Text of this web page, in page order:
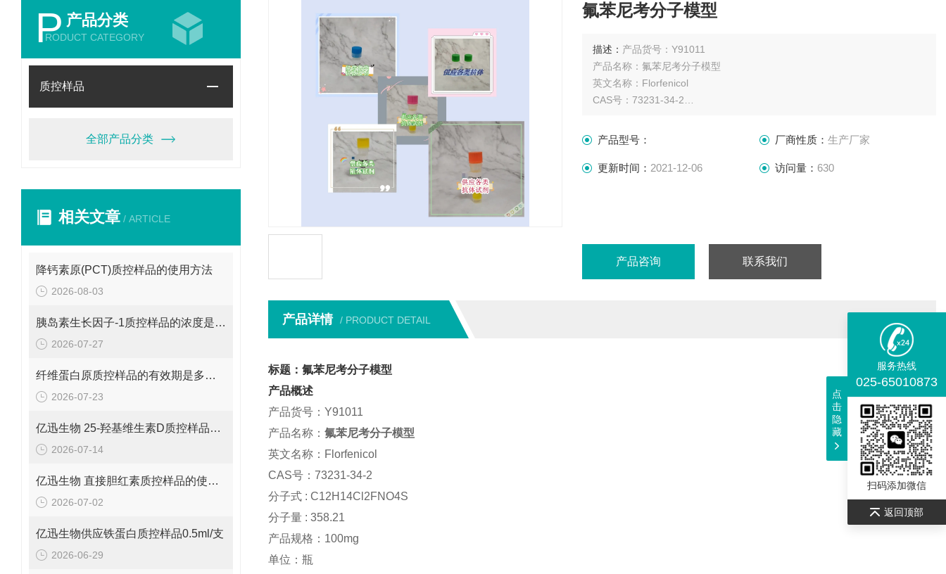
P 产品分类
RODUCT CATEGORY
质控样品
全部产品分类
相关文章 / ARTICLE
降钙素原(PCT)质控样品的使用方法
2026-08-03
胰岛素生长因子-1质控样品的浓度是多少呢？
2026-07-27
纤维蛋白原质控样品的有效期是多久呢？
2026-07-23
亿迅生物 25-羟基维生素D质控样品的浓度是多少呢？
2026-07-14
亿迅生物 直接胆红素质控样品的使用方法
2026-07-02
亿迅生物供应铁蛋白质控样品0.5ml/支
2026-06-29
氟苯尼考分子模型
描述： 产品货号：Y91011
产品名称：氟苯尼考分子模型
英文名称：Florfenicol
CAS号：73231-34-2
分子量 : 358.21
单位：瓶
产品型号： 厂商性质： 生产厂家
更新时间： 2021-12-06 访问量： 630
产品咨询 联系我们
产品详情 / PRODUCT DETAIL
标题：氟苯尼考分子模型
产品概述
产品货号：Y91011
产品名称： 氟苯尼考分子模型
英文名称：Florfenicol
CAS号：73231-34-2
分子式 : C12H14Cl2FNO4S
分子量 : 358.21
产品规格：100mg
单位：瓶
服务热线
025-65010873
扫码添加微信
返回顶部
点
击
隐
藏